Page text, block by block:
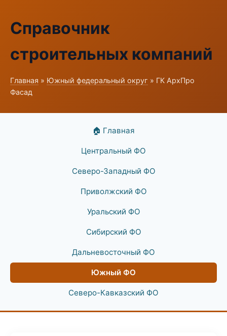
Справочник
строительных компаний
Главная » Южный федеральный округ » ГК АрхПро
Фасад
🏠 Главная
Центральный ФО
Северо-Западный ФО
Приволжский ФО
Уральский ФО
Сибирский ФО
Дальневосточный ФО
Южный ФО
Северо-Кавказский ФО